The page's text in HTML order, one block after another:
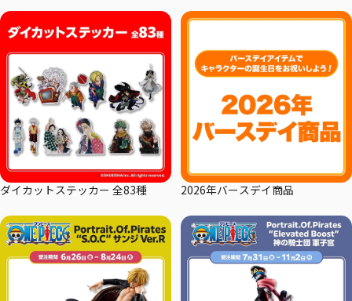
ダイカットステッカー 全83種 2026年バースデイ商品